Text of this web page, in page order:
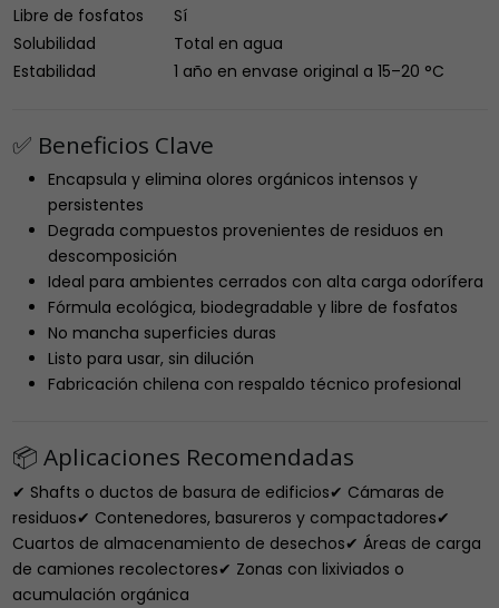
Libre de fosfatos
Sí
Solubilidad
Total en agua
Estabilidad
1 año en envase original a 15–20 °C
✅ Beneficios Clave
Encapsula y elimina olores orgánicos intensos y
persistentes
Degrada compuestos provenientes de residuos en
descomposición
Ideal para ambientes cerrados con alta carga odorífera
Fórmula ecológica, biodegradable y libre de fosfatos
No mancha superficies duras
Listo para usar, sin dilución
Fabricación chilena con respaldo técnico profesional
📦 Aplicaciones Recomendadas
✔ Shafts o ductos de basura de edificios✔ Cámaras de
residuos✔ Contenedores, basureros y compactadores✔
Cuartos de almacenamiento de desechos✔ Áreas de carga
de camiones recolectores✔ Zonas con lixiviados o
acumulación orgánica